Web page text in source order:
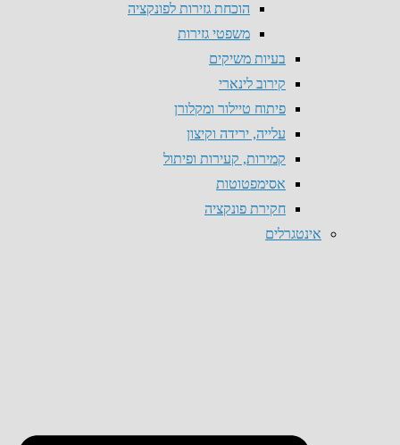
הוכחת גזירות לפונקציה
משפטי גזירות
בעיות משיקים
קירוב לינארי
פיתוח טיילור ומקלורן
עלייה, ירידה וקיצון
קמירות, קעירות ופיתול
אסימפטוטות
חקירת פונקציה
אינטגרלים